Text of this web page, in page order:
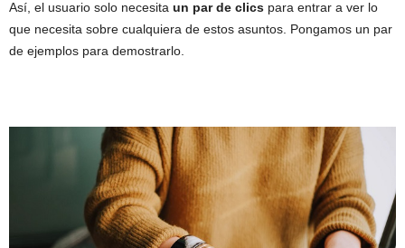
Así, el usuario solo necesita un par de clics para entrar a ver lo
que necesita sobre cualquiera de estos asuntos. Pongamos un par
de ejemplos para demostrarlo.